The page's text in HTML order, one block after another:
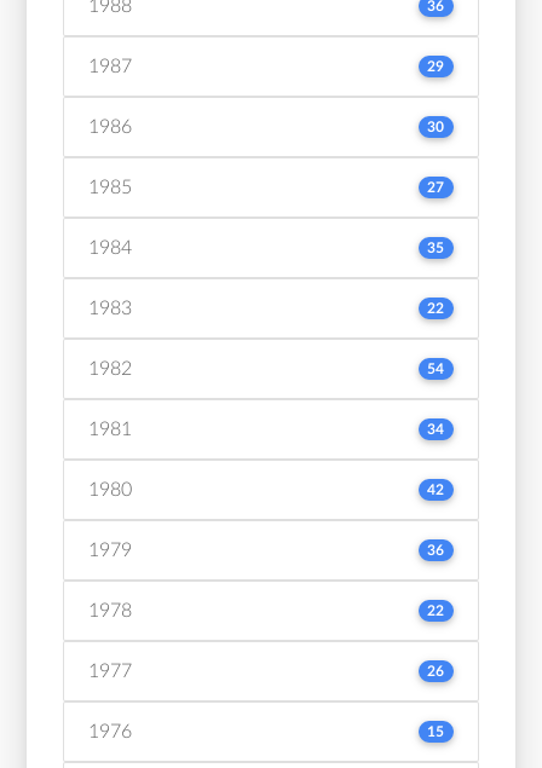
1988 36
1987 29
1986 30
1985 27
1984 35
1983 22
1982 54
1981 34
1980 42
1979 36
1978 22
1977 26
1976 15